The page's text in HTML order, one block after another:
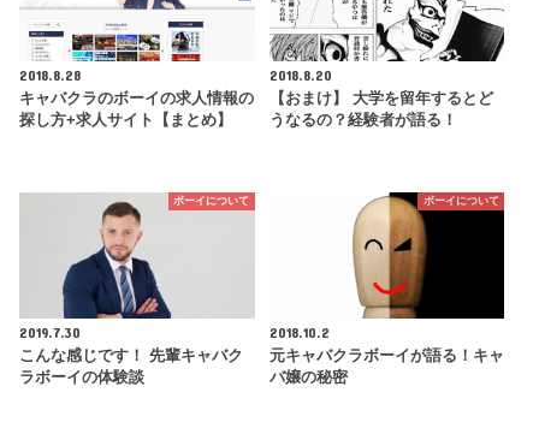
2018.8.28
キャバクラのボーイの求人情報の
探し方+求人サイト【まとめ】
2018.8.20
【おまけ】 大学を留年するとど
うなるの？経験者が語る！
ボーイについて
2019.7.30
こんな感じです！ 先輩キャバク
ラボーイの体験談
ボーイについて
2018.10.2
元キャバクラボーイが語る！キャ
バ嬢の秘密